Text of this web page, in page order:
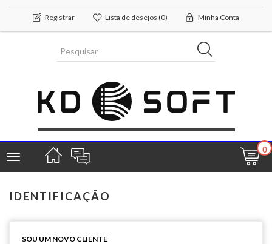
Registrar Lista de desejos (0) Minha Conta
Toggle
navigation
0
IDENTIFICAÇÃO
SOU UM NOVO CLIENTE